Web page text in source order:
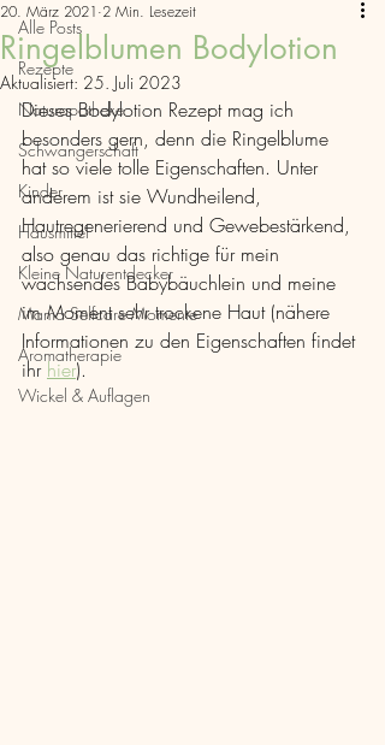
Alle Posts
Rezepte
Naturapotheke
Schwangerschaft
Kinder
Hausmittel
Kleine Naturentdecker
Mama Selfcare Momente
Aromatherapie
Wickel & Auflagen
Ringelblumen Bodylotion
20. März 2021 2 Min. Lesezeit
Aktualisiert: 25. Juli 2023
Dieses Bodylotion Rezept mag ich
besonders gern, denn die Ringelblume
hat so viele tolle Eigenschaften. Unter
anderem ist sie Wundheilend,
Hautregenerierend und Gewebestärkend,
also genau das richtige für mein
wachsendes Babybäuchlein und meine
im Moment sehr trockene Haut (nähere
Informationen zu den Eigenschaften findet
ihr hier).